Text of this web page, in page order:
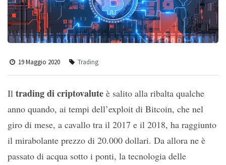
19 Maggio 2020 Trading
Il trading di criptovalute è salito alla ribalta qualche
anno quando, ai tempi dell’exploit di Bitcoin, che nel
giro di mese, a cavallo tra il 2017 e il 2018, ha raggiunto
il mirabolante prezzo di 20.000 dollari. Da allora ne è
passato di acqua sotto i ponti, la tecnologia delle